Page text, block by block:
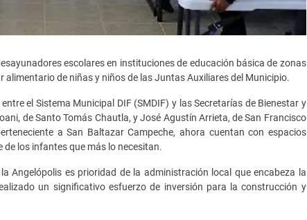
escolares en instituciones de educación básica de zonas
de niñas y niños de las Juntas Auxiliares del Municipio.
el Sistema Municipal DIF (SMDIF) y las Secretarías de Bienestar y
de Santo Tomás Chautla, y José Agustín Arrieta, de San Francisco
a San Baltazar Campeche, ahora cuentan con espacios
los infantes que más lo necesitan.
Angelópolis es prioridad de la administración local que encabeza la
un significativo esfuerzo de inversión para la construcción y